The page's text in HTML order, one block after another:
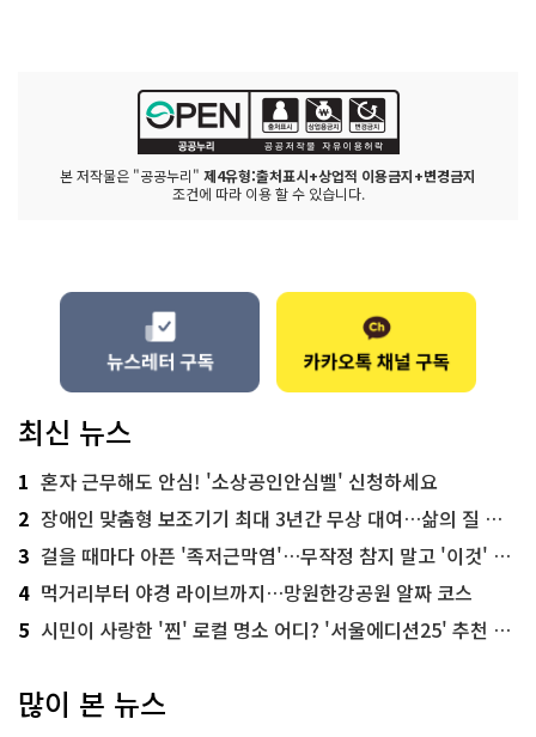
본 저작물은 "공공누리" 제4유형:출처표시+상업적 이용금지+변경금지
조건에 따라 이용 할 수 있습니다.
최신 뉴스
1 혼자 근무해도 안심! '소상공인안심벨' 신청하세요
2 장애인 맞춤형 보조기기 최대 3년간 무상 대여…삶의 질 높인다
3 걸을 때마다 아픈 '족저근막염'…무작정 참지 말고 '이것' 해보세요!
4 먹거리부터 야경 라이브까지…망원한강공원 알짜 코스
5 시민이 사랑한 '찐' 로컬 명소 어디? '서울에디션25' 추천 코스
많이 본 뉴스